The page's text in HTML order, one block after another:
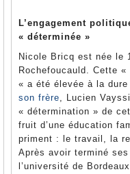
L’engagement
« déterminée »
Nicole Bricq est née le
Rochefoucauld. Cette
« a été élevée à la
son frère, Lucien
« détermination » de
fruit d’une éducation
priment : le travail, la
Après avoir terminé
l’université de